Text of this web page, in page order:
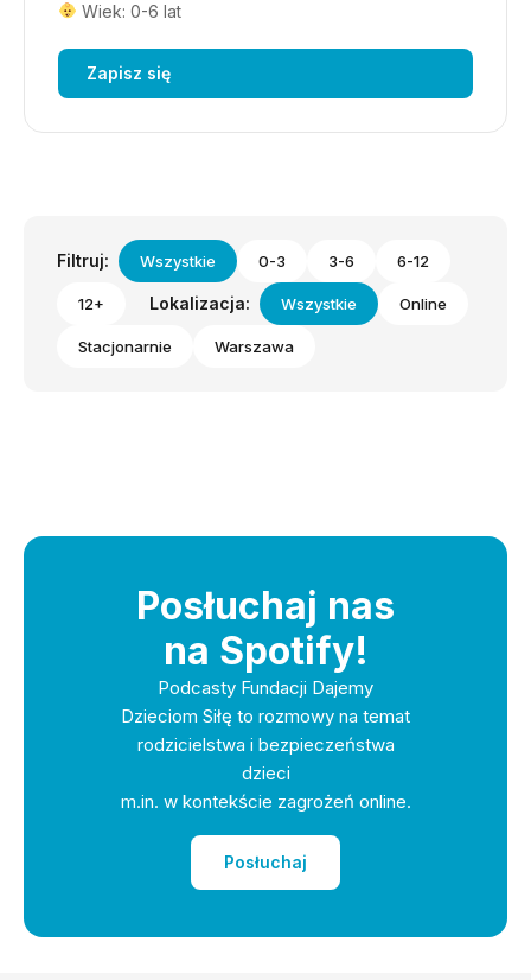
Wiek: 0-6 lat
Zapisz się
Filtruj: Wszystkie 0-3 3-6 6-12
12+ Lokalizacja: Wszystkie Online
Stacjonarnie Warszawa
Posłuchaj nas
na Spotify!
Podcasty Fundacji Dajemy
Dzieciom Siłę to rozmowy na temat
rodzicielstwa i bezpieczeństwa
dzieci
m.in. w kontekście zagrożeń online.
Posłuchaj